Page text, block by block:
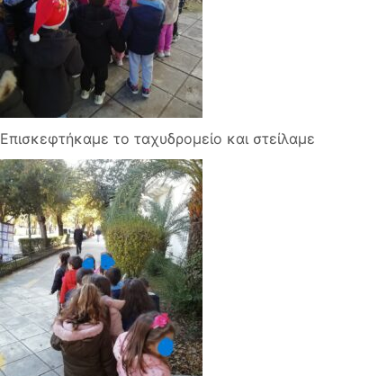
Επισκεφτήκαμε το ταχυδρομείο και στείλαμε